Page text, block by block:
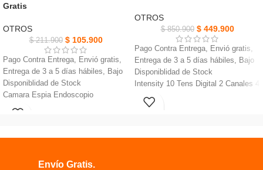
Gratis
OTROS
$211.900 $105.900
Pago Contra Entrega, Envió gratis,
Entrega de 3 a 5 días hábiles, Bajo
Disponiblidad de Stock
Camara Espia Endoscopio
Inspección 5M Iluminada
Sonda impermeable fina, este
OTROS
$850.900 $449.900
Pago Contra Entrega, Envió gratis,
Entrega de 3 a 5 días hábiles, Bajo
Disponiblidad de Stock
Intensity 10 Tens Digital 2 Canales 4
Electrodos Original con Registro
Invima
Envío Gratis.